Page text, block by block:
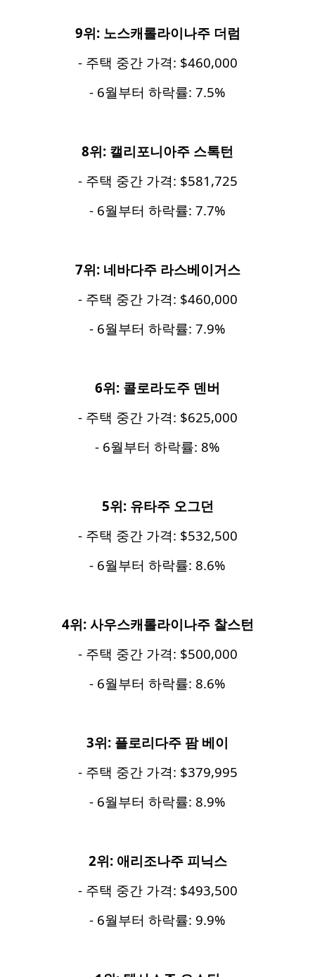
9위: 노스캐롤라이나주 더럼
- 주택 중간 가격: $460,000
- 6월부터 하락률: 7.5%
8위: 캘리포니아주 스톡턴
- 주택 중간 가격: $581,725
- 6월부터 하락률: 7.7%
7위: 네바다주 라스베이거스
- 주택 중간 가격: $460,000
- 6월부터 하락률: 7.9%
6위: 콜로라도주 덴버
- 주택 중간 가격: $625,000
- 6월부터 하락률: 8%
5위: 유타주 오그던
- 주택 중간 가격: $532,500
- 6월부터 하락률: 8.6%
4위: 사우스캐롤라이나주 찰스턴
- 주택 중간 가격: $500,000
- 6월부터 하락률: 8.6%
3위: 플로리다주 팜 베이
- 주택 중간 가격: $379,995
- 6월부터 하락률: 8.9%
2위: 애리조나주 피닉스
- 주택 중간 가격: $493,500
- 6월부터 하락률: 9.9%